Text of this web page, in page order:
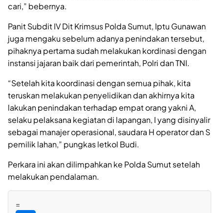
cari,” bebernya.
Panit Subdit IV Dit Krimsus Polda Sumut, Iptu Gunawan
juga mengaku sebelum adanya penindakan tersebut,
pihaknya pertama sudah melakukan kordinasi dengan
instansi jajaran baik dari pemerintah, Polri dan TNI.
“Setelah kita koordinasi dengan semua pihak, kita
teruskan melakukan penyelidikan dan akhirnya kita
lakukan penindakan terhadap empat orang yakni A,
selaku pelaksana kegiatan di lapangan, I yang disinyalir
sebagai manajer operasional, saudara H operator dan S
pemilik lahan,” pungkas letkol Budi.
Perkara ini akan dilimpahkan ke Polda Sumut setelah
melakukan pendalaman.
=